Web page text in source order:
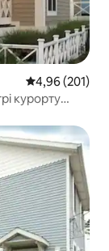
Середня
4,96 (201)
курорту